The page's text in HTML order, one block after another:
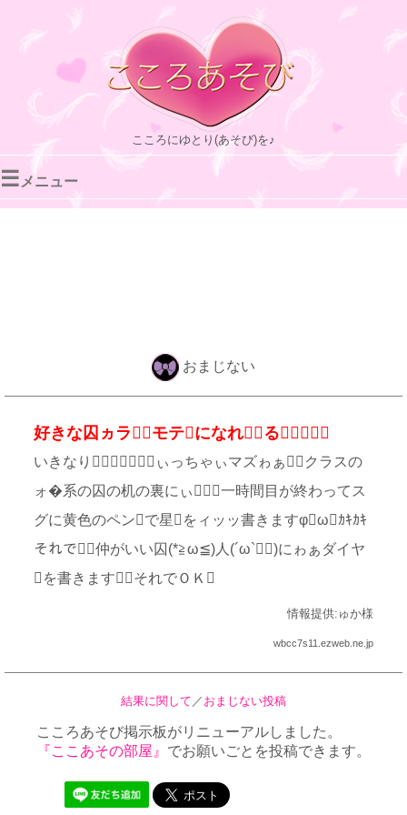
こころにゆとり(あそび)を♪
☰ メニュー
おまじない
好きな囚ヵラモテになれる
いきなりぃっちゃぃマズゎぁクラスの
ォ�系の囚の机の裏にぃ一時間目が終わってス
グに黄色のペンで星をィッッ書きますφωｶｷｶｷ
それで仲がいい囚(*≧ω≦)人(´ω`)にゎぁダイヤ
を書きますそれでＯＫ
情報提供:ゅか様
wbcc7s11.ezweb.ne.jp
結果に関して ／ おまじない投稿
こころあそび掲示板がリニューアルしました。
『ここあその部屋』 でお願いごとを投稿できます。